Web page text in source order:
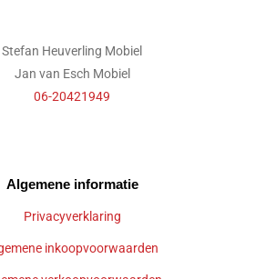
Stefan Heuverling Mobiel
Jan van Esch Mobiel
06-20421949
Algemene informatie
Privacyverklaring
inkoopvoorwaarden